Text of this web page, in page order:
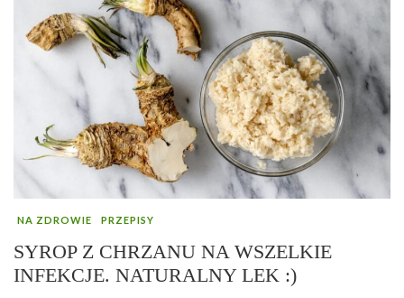
NA ZDROWIE PRZEPISY
SYROP Z CHRZANU NA WSZELKIE
INFEKCJE. NATURALNY LEK :)